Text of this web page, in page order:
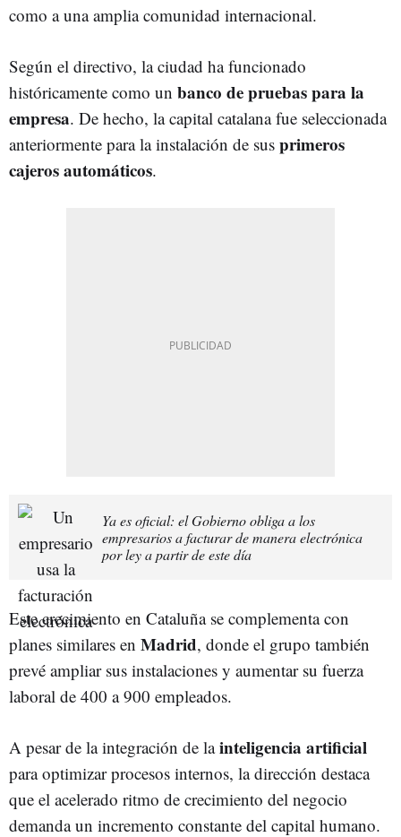
como a una amplia comunidad internacional.
Según el directivo, la ciudad ha funcionado
históricamente como un banco de pruebas para la
empresa. De hecho, la capital catalana fue seleccionada
anteriormente para la instalación de sus primeros
cajeros automáticos.
Ya es oficial: el Gobierno obliga a los
empresarios a facturar de manera electrónica
por ley a partir de este día
Este crecimiento en Cataluña se complementa con
planes similares en Madrid, donde el grupo también
prevé ampliar sus instalaciones y aumentar su fuerza
laboral de 400 a 900 empleados.
A pesar de la integración de lainteligencia artificial
para optimizar procesos internos, la dirección destaca
que el acelerado ritmo de crecimiento del negocio
demanda un incremento constante del capital humano.